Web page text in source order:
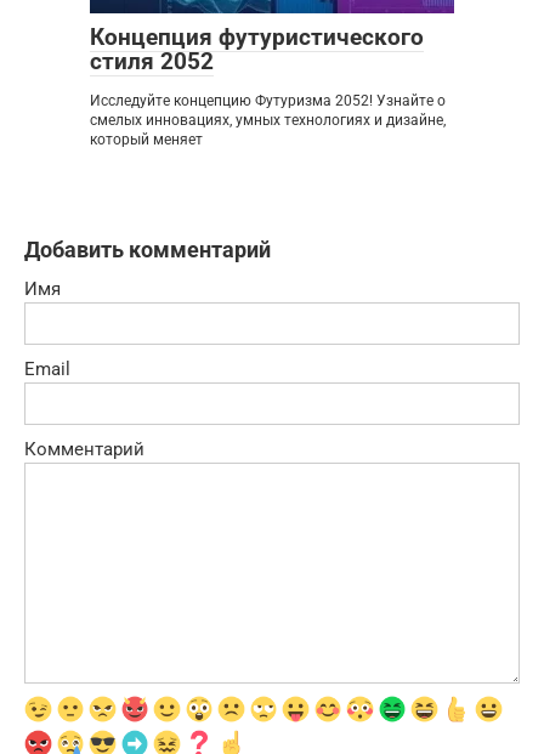
Концепция футуристического
стиля 2052
Исследуйте концепцию Футуризма 2052! Узнайте о
смелых инновациях, умных технологиях и дизайне,
который меняет
Добавить комментарий
Имя
Email
Комментарий